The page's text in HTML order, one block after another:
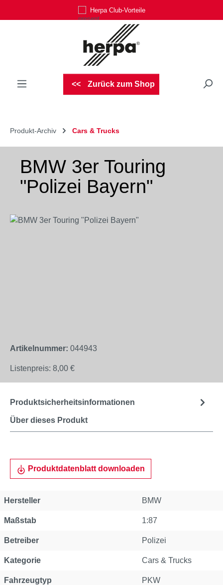
Zum Hauptinhalt springenHerpa Club-Vorteile
Zurück zum Shop
Produkt-Archiv Cars & Trucks
BMW 3er Touring
"Polizei Bayern"
Bildergalerie überspringen
Artikelnummer: 044943
Listenpreis: 8,00 €
Über dieses Produkt
Produktsicherheitsinformationen
Produktdatenblatt downloaden
Hersteller BMW
Maßstab 1:87
Betreiber Polizei
Kategorie Cars & Trucks
Fahrzeugtyp PKW